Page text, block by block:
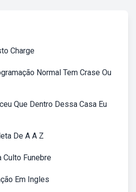
Charge
Normal Tem Crase Ou
Que Dentro Dessa Casa Eu
De A A Z
Culto Funebre
Em Ingles